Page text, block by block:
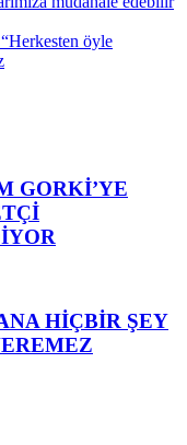
öyle
GORKİ’YE
HİÇBİR ŞEY